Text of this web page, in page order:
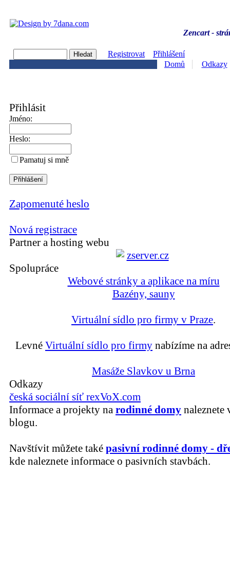
Zencart -
Registrovat
Přihlášení
Domů
Odkazy
Přihlásit
Jméno:
Heslo:
Pamatuj si mně
Zapomenuté heslo
Nová registrace
Partner a hosting webu
Spolupráce
Webové stránky a aplikace na míru
Bazény, sauny
Virtuální sídlo pro firmy v Praze.
Levné Virtuální sídlo pro firmy nabízíme na
Masáže Slavkov u Brna
Odkazy
česká sociální síť rexVoX.com
Informace a projekty na rodinné domy naleznete
blogu.
Navštívit můžete také pasivní rodinné domy -
kde naleznete informace o pasivních stavbách.